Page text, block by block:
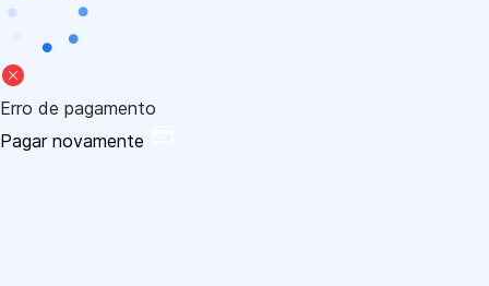
Erro de pagamento
Pagar novamente